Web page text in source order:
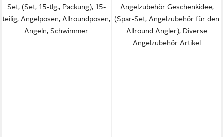
Set, (Set, 15-tlg., Packung), 15-
teilig, Angelposen, Allroundposen,
Angeln, Schwimmer
Angelzubehör Geschenkidee,
(Spar-Set, Angelzubehör für den
Allround Angler), Diverse
Angelzubehör Artikel